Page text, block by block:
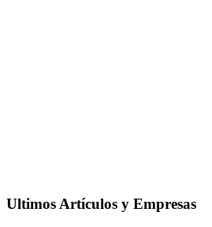
Ultimos Artículos y Empresas